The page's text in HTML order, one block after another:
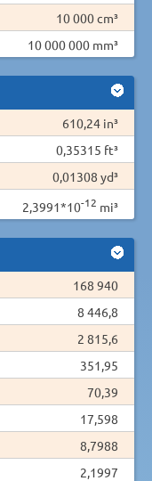
10 000 cm³
10 000 000 mm³
610,24 in³
0,35315 ft³
0,01308 yd³
2,3991*10-12 mi³
168 940
8 446,8
2 815,6
351,95
70,39
17,598
8,7988
2,1997